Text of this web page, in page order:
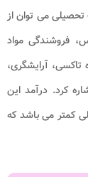
تحصیلی می توان از
فروشندگی مواد
تاکسی، آرایشگری،
کرد. درآمد این
کمتر می باشد که